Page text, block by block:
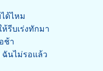
ด้ไหม
รีบเร่งทักมา
ช้า
ฉันไม่รอแล้ว